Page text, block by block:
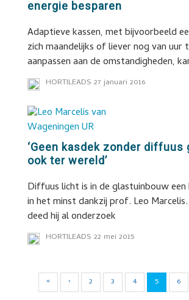
energie besparen
Adaptieve kassen, met bijvoorbeeld
zich maandelijks of liever nog van uur
aanpassen aan de omstandigheden,
HORTILEADS 27 januari 2016
‘Geen kasdek zonder diffuus
ook ter wereld’
Diffuus licht is in de glastuinbouw
in het minst dankzij prof. Leo Marcelis.
deed hij al onderzoek
HORTILEADS 22 mei 2015
« ‹ 2 3 4 5 6